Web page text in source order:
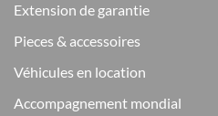
extension de garantie
pieces & accessoires
véhicules en location
accompagnement mondial